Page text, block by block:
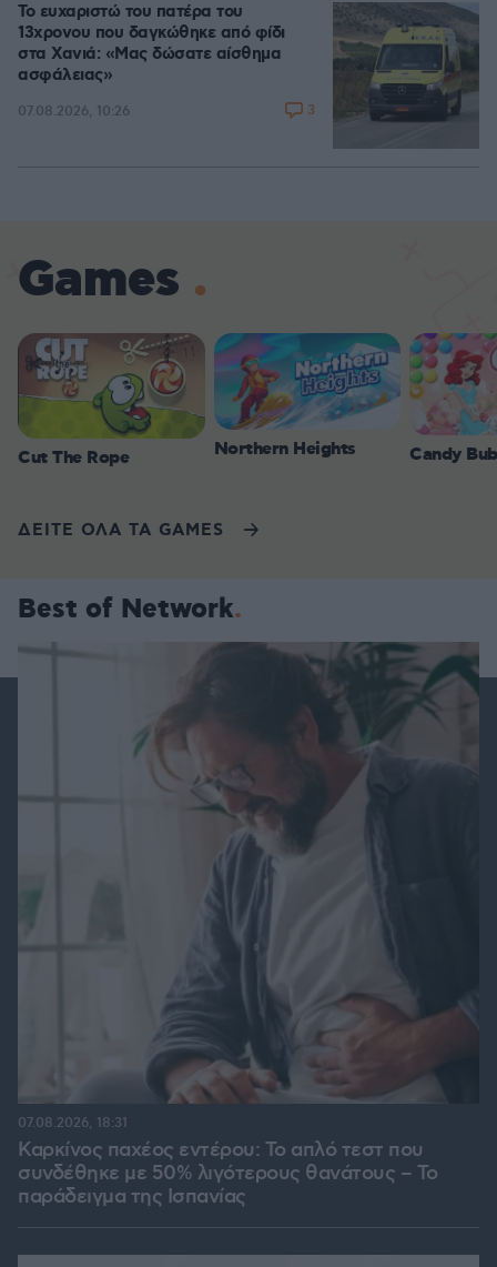
Το ευχαριστώ του πατέρα του
13χρονου που δαγκώθηκε από φίδι
στα Χανιά: «Μας δώσατε αίσθημα
ασφάλειας»
07.08.2026, 10:26 3
Games
Cut The Rope Northern Heights Candy
ΔΕΙΤΕ ΟΛΑ ΤΑ GAMES
Best of Network
Καρκίνος παχέος εντέρου: Το απλό τεστ που
συνδέθηκε με 50% λιγότερους θανάτους – Το
παράδειγμα της Ισπανίας
07.08.2026, 18:31